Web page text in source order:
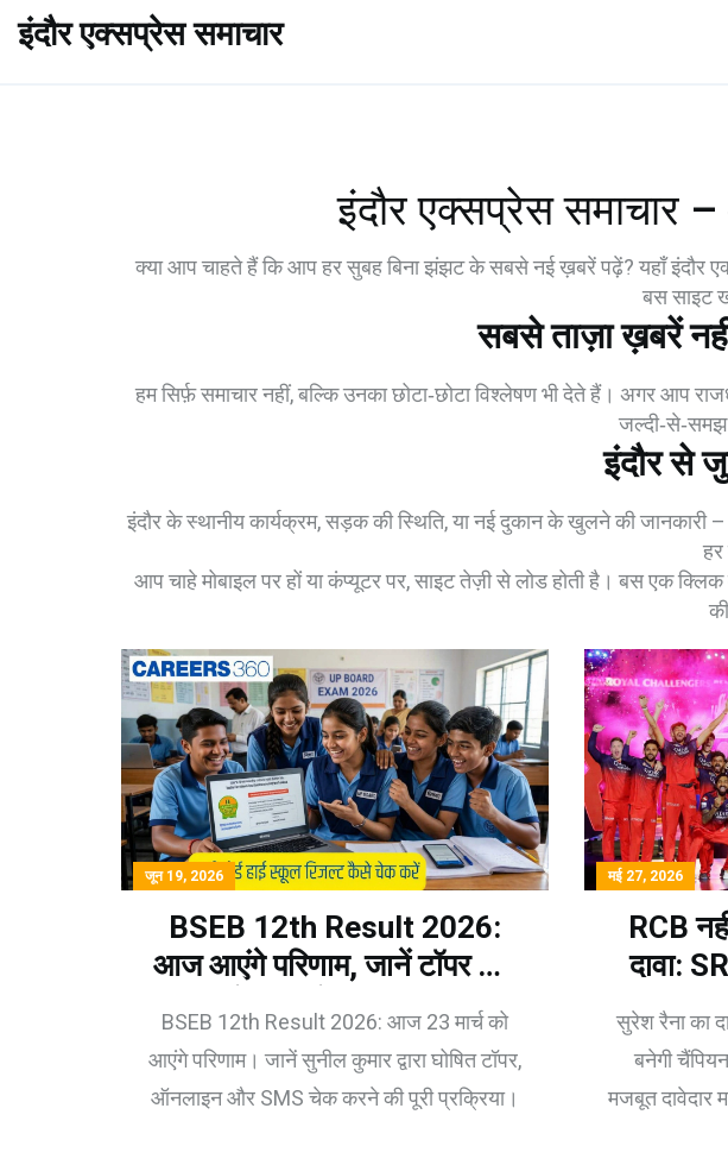
इंदौर एक्सप्रेस समाचार
इंदौर एक्सप्रेस समाचार
क्या आप चाहते हैं कि आप हर सुबह बिना झंझट के सबसे नई ख़बरें पढ़ें? यहाँ इंदौर
बस साइट
सबसे ताज़ा ख़बरें
हम सिर्फ़ समाचार नहीं, बल्कि उनका छोटा‑छोटा विश्लेषण भी देते हैं। अगर आप
इंदौर से
इंदौर के स्थानीय कार्यक्रम, सड़क की स्थिति, या नई दुकान के खुलने की जानकारी
आप चाहे मोबाइल पर हों या कंप्यूटर पर, साइट तेज़ी से लोड होती है। बस एक
जून 19, 2026
BSEB 12th Result 2026:
आज आएंगे परिणाम, जानें टॉपर और
BSEB 12th Result 2026: आज 23 मार्च को
आएंगे परिणाम। जानें सुनील कुमार द्वारा घोषित टॉपर,
ऑनलाइन और SMS चेक करने की पूरी प्रक्रिया।
मई 27, 2026
RCB
दावा:
सुरेश रैना का
बनेगी
मजबूत दावेदार